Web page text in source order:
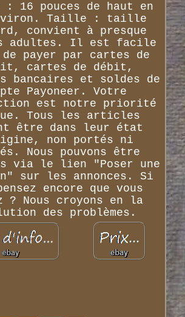
: 16 pouces de haut en
Taille : taille
convient à presque
adultes. Il est facile
payer par cartes de
cartes de débit,
bancaires et soldes de
Payoneer. Votre
est notre priorité
Tous les articles
être dans leur état
non portés ni
Nous pouvons être
via le lien "Poser une
sur les annonces. Si
encore que vous
? Nous croyons en la
des problèmes.